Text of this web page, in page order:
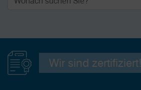
Wir sind zertifiziert!